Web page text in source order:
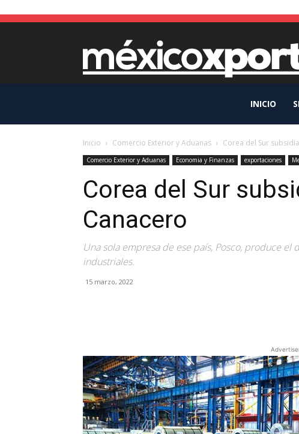
INICIO
Inicio Comercio Exterior y Aduanas Corea del Sur
Comercio Exterior y Aduanas Economia y Finanzas exportaciones
Corea del Sur
Canacero
Una sola empresa de ese país, Posco, produce
industriales.
15 marzo, 2022